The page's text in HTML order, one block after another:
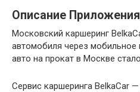
Описание Приложения
Московский каршеринг
автомобиля через мобильное
авто на прокат в Москве
Сервис каршеринга BelkaCar